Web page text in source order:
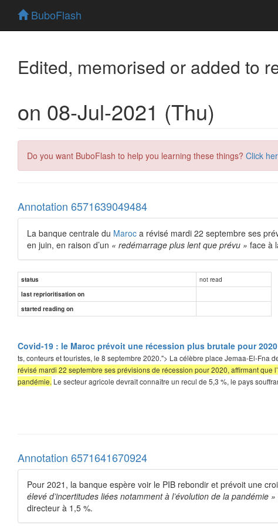
BuboFlash
Edited, memorised or added to
on 08-Jul-2021 (Thu)
Do you want BuboFlash to help you learning these things? Click
Annotation 6571639049484
La banque centrale du Maroc a révisé mardi 22 septembre ses
en juin, en raison d’un « redémarrage plus lent que prévu » face à
status not read
last reprioritisation on
started reading on
Covid-19 : le Maroc prévoit une récession plus brutale pour
ts, conteurs et touristes, le 8 septembre 2020."> La célèbre place Jemaa-El-Fna
révisé mardi 22 septembre ses prévisions de récession pour 2020, affirmant que
pandémie. Le secteur agricole devrait connaître un recul de 5,3 %, le pays
Annotation 6571641670924
Pour 2021, la banque espère voir le PIB rebondir et prévoit une
élevé d’incertitudes liées notamment à l’évolution de la pandémie »
directeur à 1,5 %.